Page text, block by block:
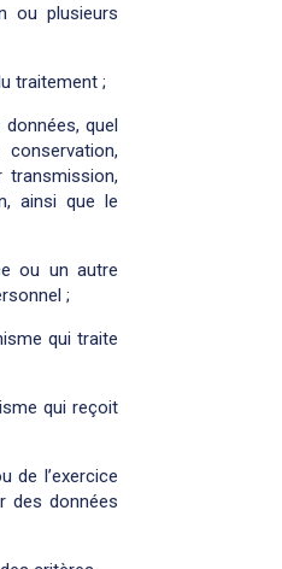
ou plusieurs
traitement ;
quel
transmission,
ainsi que le
ou un autre
;
qui traite
qui reçoit
de l’exercice
des données